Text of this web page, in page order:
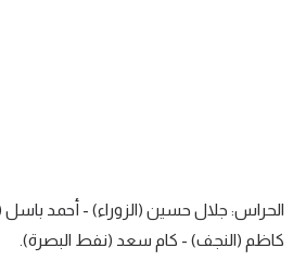
فيديو في الجول
الحراس: جلال حسين (الزوراء) - أحمد
كاظم (النجف) - كام سعد (نفط البصرة).